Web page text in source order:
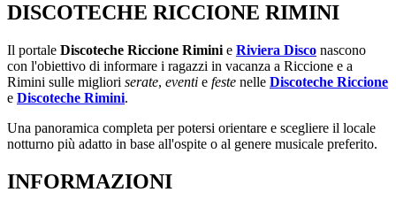
DISCOTECHE RICCIONE RIMINI
Il portale Discoteche Riccione Rimini e Riviera Disco nascono
con l'obiettivo di informare i ragazzi in vacanza a Riccione e a
Rimini sulle migliori serate, eventi e feste nelle Discoteche Riccione
e Discoteche Rimini.
Una panoramica completa per potersi orientare e scegliere il locale
notturno più adatto in base all'ospite o al genere musicale preferito.
INFORMAZIONI